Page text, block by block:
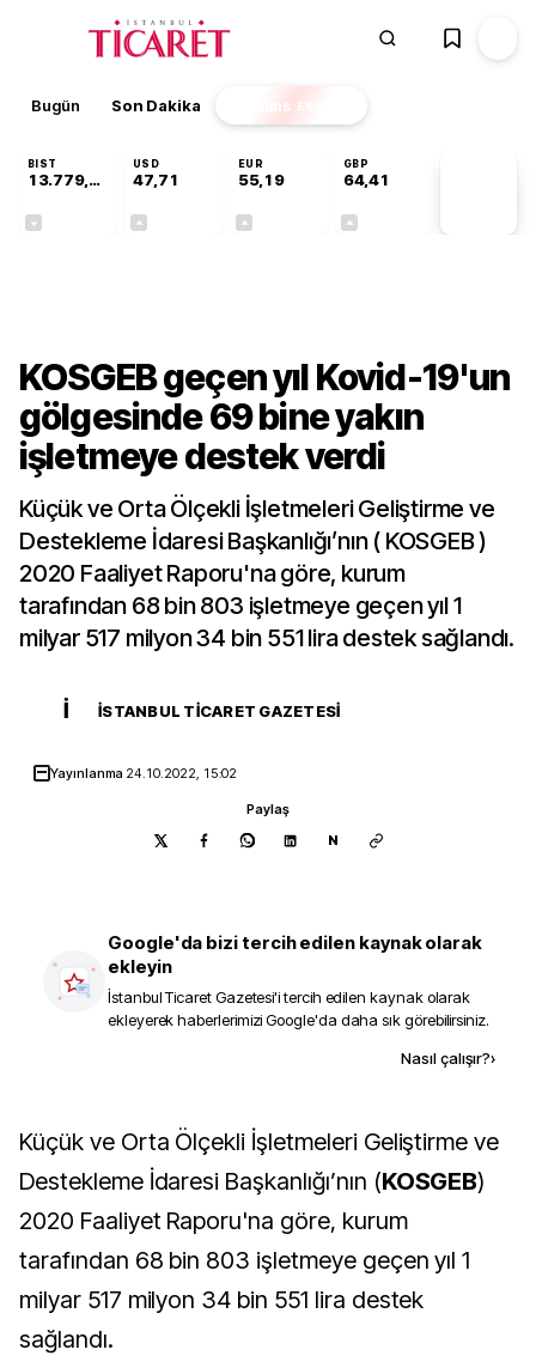
Bugün Son Dakika Finans EKSTRA
BIST
13.779,39
USD
47,71
EUR
55,19
GBP
64,41
KOSGEB geçen yıl Kovid-19'un
gölgesinde 69 bine yakın
işletmeye destek verdi
Küçük ve Orta Ölçekli İşletmeleri Geliştirme ve
Destekleme İdaresi Başkanlığı’nın ( KOSGEB )
2020 Faaliyet Raporu'na göre, kurum
tarafından 68 bin 803 işletmeye geçen yıl 1
milyar 517 milyon 34 bin 551 lira destek sağlandı.
İ İSTANBUL TICARET GAZETESI
Yayınlanma 24.10.2022, 15:02
Paylaş
N
Google'da bizi tercih edilen kaynak olarak
ekleyin
İstanbul Ticaret Gazetesi'i tercih edilen kaynak olarak
ekleyerek haberlerimizi Google'da daha sık görebilirsiniz.
Nasıl çalışır?›
Küçük ve Orta Ölçekli İşletmeleri Geliştirme ve
Destekleme İdaresi Başkanlığı’nın (KOSGEB)
2020 Faaliyet Raporu'na göre, kurum
tarafından 68 bin 803 işletmeye geçen yıl 1
milyar 517 milyon 34 bin 551 lira destek
sağlandı.